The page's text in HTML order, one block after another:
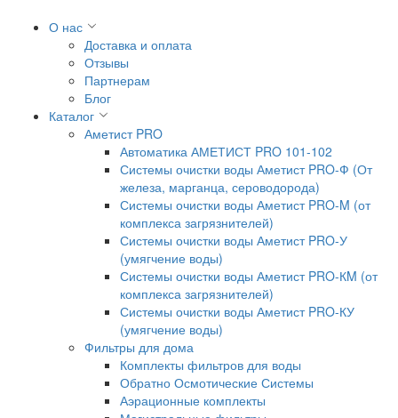
О нас
Доставка и оплата
Отзывы
Партнерам
Блог
Каталог
Аметист PRO
Автоматика АМЕТИСТ PRO 101-102
Системы очистки воды Аметист PRO-Ф (От
железа, марганца, сероводорода)
Системы очистки воды Аметист PRO-M (от
комплекса загрязнителей)
Системы очистки воды Аметист PRO-У
(умягчение воды)
Системы очистки воды Аметист PRO-КM (от
комплекса загрязнителей)
Системы очистки воды Аметист PRO-КУ
(умягчение воды)
Фильтры для дома
Комплекты фильтров для воды
Обратно Осмотические Системы
Аэрационные комплекты